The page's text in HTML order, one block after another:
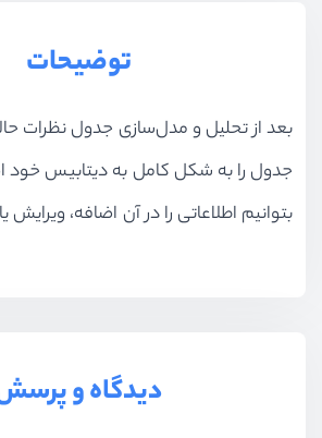
توضیحات
بعد از تحلیل و مدل‌سازی جدول نظرات
جدول را به شکل کامل به دیتابیس خود
بتوانیم اطلاعاتی را در آن اضافه،
دیدگاه و